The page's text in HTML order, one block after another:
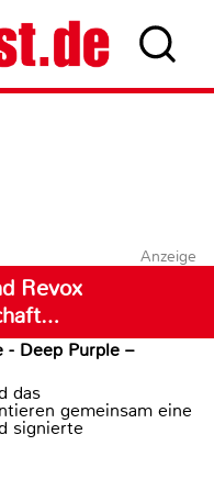
Anzeige
Revox
- Deep Purple –
das
gemeinsam eine
signierte